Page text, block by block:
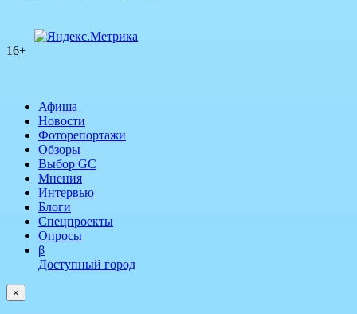
16+
Афиша
Новости
Фоторепортажи
Обзоры
Выбор GC
Мнения
Интервью
Блоги
Спецпроекты
Опросы
β
Доступный город
×